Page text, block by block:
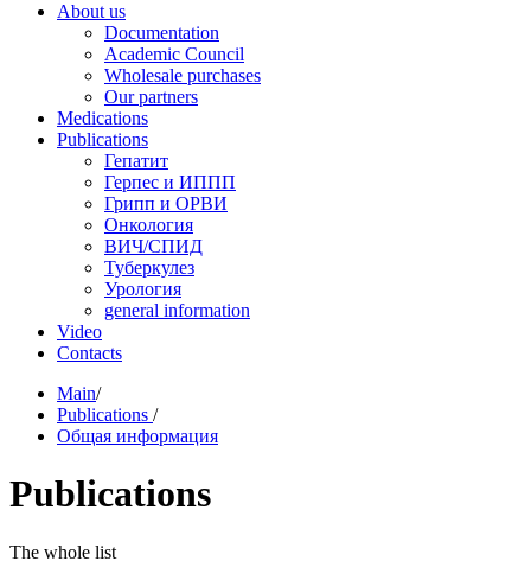
About us
Documentation
Academic Council
Wholesale purchases
Our partners
Medications
Publications
Гепатит
Герпес и ИППП
Грипп и ОРВИ
Онкология
ВИЧ/СПИД
Туберкулез
Урология
general information
Video
Contacts
Main/
Publications /
Общая информация
Publications
The whole list